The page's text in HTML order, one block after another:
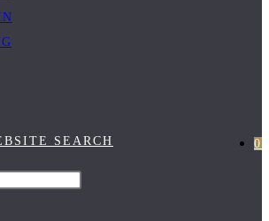
0
SEARCH